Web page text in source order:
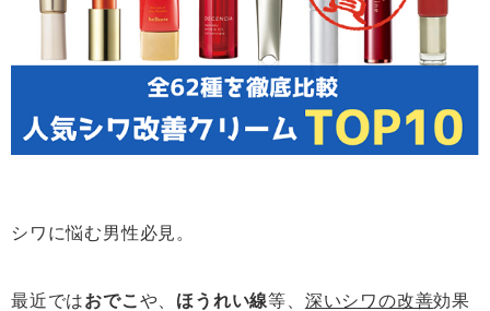
シワに悩む男性必見。
最近ではおでこ や、 ほうれい線等、 深いシワの改善効果